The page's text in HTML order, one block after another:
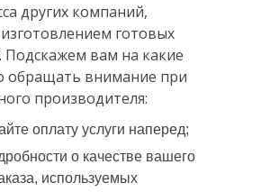
других компаний,
готовых
Подскажем вам на какие
обращать внимание при
производителя:
оплату услуги наперед;
используемых